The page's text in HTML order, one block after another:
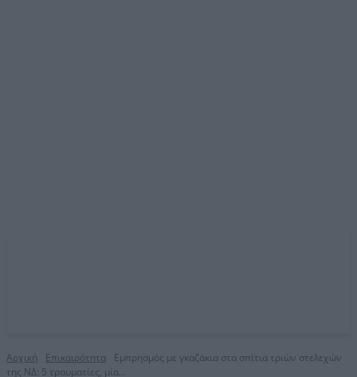
Αρχική Επικαιρότητα
Εμπρησμός με γκαζάκια στα σπίτια τριών στελεχών
της ΝΔ: 5 τραυματίες, μία...